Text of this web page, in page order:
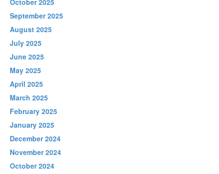
October 2025
September 2025
August 2025
July 2025
June 2025
May 2025
April 2025
March 2025
February 2025
January 2025
December 2024
November 2024
October 2024